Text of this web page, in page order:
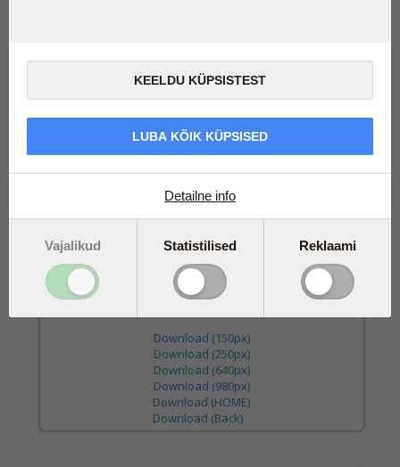
Bio-Quinone Active Q10 30 mg
30 kaps.
Download (150px)
Download (250px)
Download (640px)
Download (980px)
Download (HOME)
Download (Back)
KEELDU KÜPSISTEST
LUBA KÕIK KÜPSISED
Detailne info
Vajalikud Statistilised Reklaami